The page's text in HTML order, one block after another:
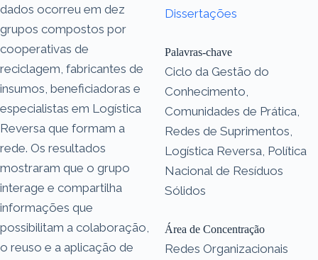
dados ocorreu em dez
grupos compostos por
cooperativas de
reciclagem, fabricantes de
insumos, beneficiadoras e
especialistas em Logística
Reversa que formam a
rede. Os resultados
mostraram que o grupo
interage e compartilha
informações que
possibilitam a colaboração,
o reuso e a aplicação de
Dissertações
Palavras-chave
Ciclo da Gestão do
Conhecimento,
Comunidades de Prática,
Redes de Suprimentos,
Logística Reversa, Política
Nacional de Resíduos
Sólidos
Área de Concentração
Redes Organizacionais